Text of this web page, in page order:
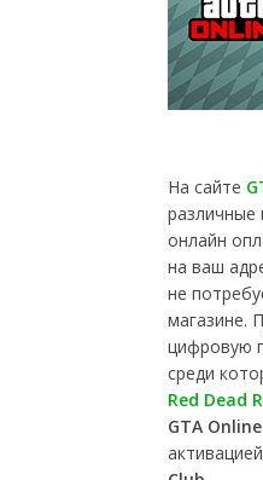
На сайте
онлайн
на ваш
не
магазине.
цифровую
среди
Red Dead
GTA Online